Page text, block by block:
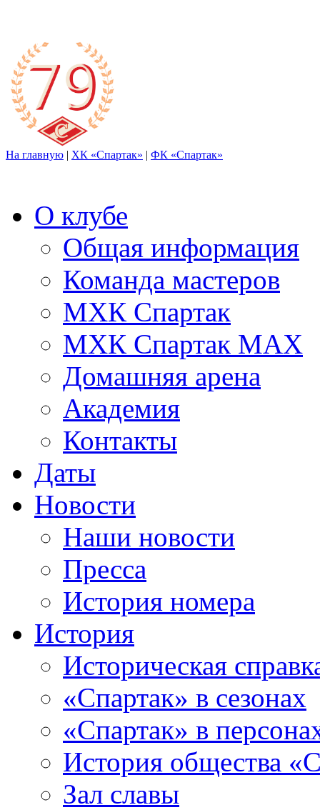
На главную | ХК «Спартак» | ФК «Спартак»
О клубе
Общая информация
Команда мастеров
МХК Спартак
МХК Спартак МАХ
Домашняя арена
Академия
Контакты
Даты
Новости
Наши новости
Пресса
История номера
История
Историческая
«Спартак» в сезонах
«Спартак» в
История общества
Зал славы